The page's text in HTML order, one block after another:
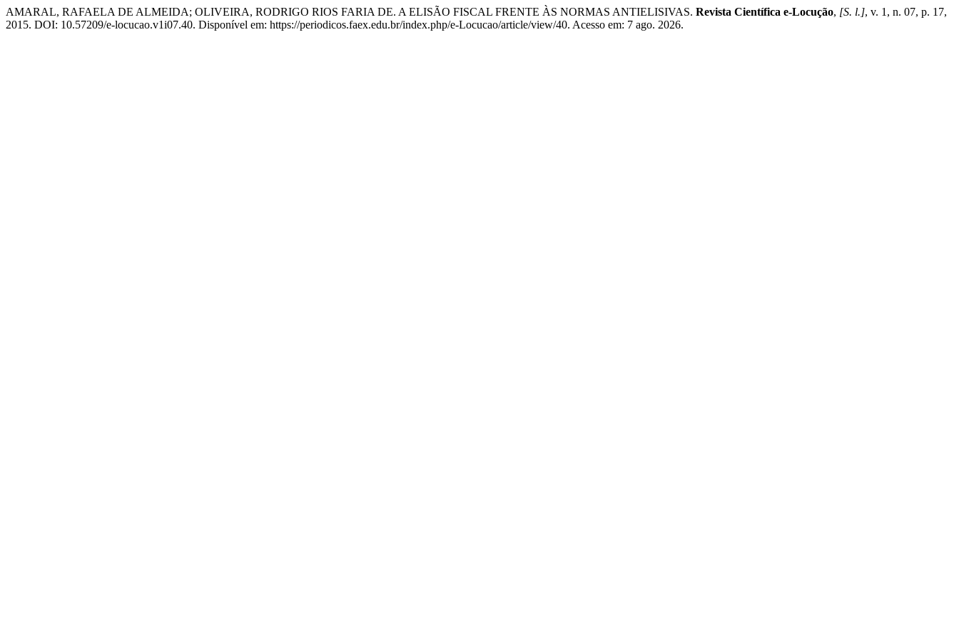
AMARAL, RAFAELA DE ALMEIDA; OLIVEIRA, RODRIGO RIOS FARIA DE. A ELISÃO FISCAL FRENTE ÀS NORMAS ANTIELISIVAS. Revista Científica e-Locução, [S. l.], v. 1, n. 07, p. 17,
2015. DOI: 10.57209/e-locucao.v1i07.40. Disponível em: https://periodicos.faex.edu.br/index.php/e-Locucao/article/view/40. Acesso em: 7 ago. 2026.